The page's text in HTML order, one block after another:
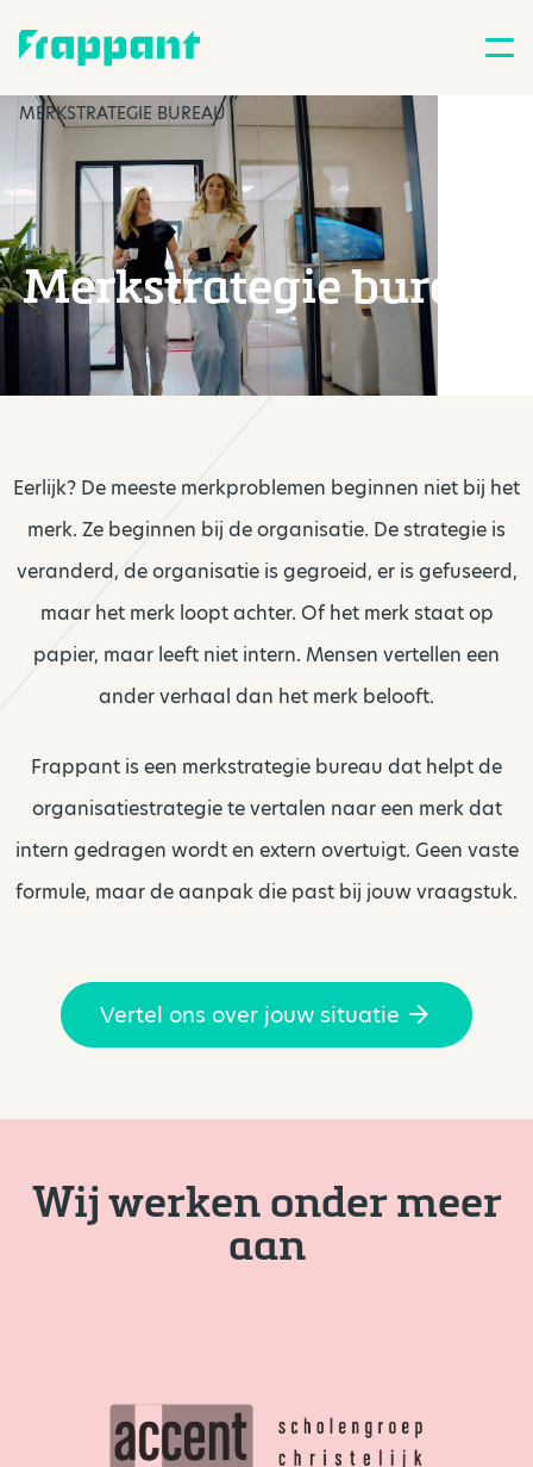
MERKSTRATEGIE BUREAU
Merkstrategie bureau
Eerlijk? De meeste merkproblemen beginnen niet bij het
merk. Ze beginnen bij de organisatie. De strategie is
veranderd, de organisatie is gegroeid, er is gefuseerd,
maar het merk loopt achter. Of het merk staat op
papier, maar leeft niet intern. Mensen vertellen een
ander verhaal dan het merk belooft.
Frappant is een merkstrategie bureau dat helpt de
organisatiestrategie te vertalen naar een merk dat
intern gedragen wordt en extern overtuigt. Geen vaste
formule, maar de aanpak die past bij jouw vraagstuk.
Vertel ons over jouw situatie
Wij werken onder meer
aan